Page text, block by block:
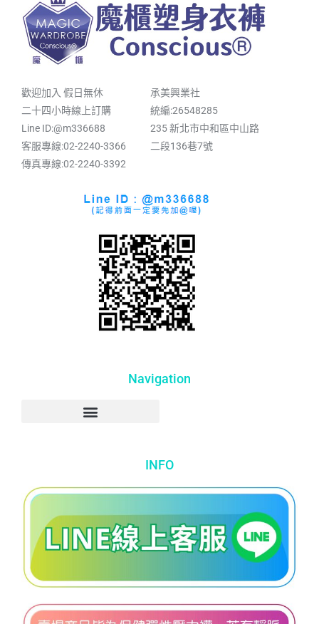
歡迎加入 假日無休
二十四小時線上訂購
Line ID:@m336688
客服專線:02-2240-3366
傳真專線:02-2240-3392
承美興業社
統編:26548285
235 新北市中和區中山路
二段136巷7號
Navigation
INFO